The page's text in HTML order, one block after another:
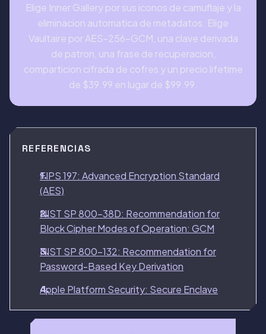
Elige Inner Gallery por sus iconos de camuflaje y la
eliminacion automatica de metadatos. Elige
Vaultaire por AES-256-GCM, una clave derivada
de patron, una frase de recuperacion,
comparticion cifrada de cofres y un precio lifetime
de $39.99 en lugar de $99.99.
REFERENCIAS
FIPS 197: Advanced Encryption Standard
(AES)
NIST SP 800-38D: Recommendation for
Block Cipher Modes of Operation: GCM
NIST SP 800-132: Recommendation for
Password-Based Key Derivation
Apple Platform Security: Secure Enclave